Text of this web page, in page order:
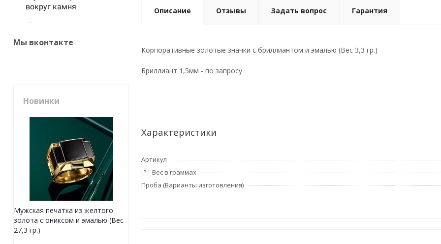
Описание Отзывы Задать вопрос Гарантия
Корпоративные золотые значки с бриллиантом и эмалью (Вес 3,3 гр.)
Бриллиант 1,5мм - по запросу
Характеристики
Артикул
? Вес в граммах
Проба (Варианты изготовления)
Мы вконтакте
Новинки
Мужская печатка из желтого
золота с ониксом и эмалью (Вес
27,3 гр.)